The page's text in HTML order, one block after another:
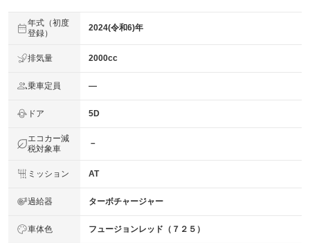
年式（初度
登録）
2024(令和6)年
排気量 2000cc
乗車定員 ―
ドア 5D
エコカー減
税対象車
－
ミッション AT
過給器 ターボチャージャー
車体色 フュージョンレッド（７２５）